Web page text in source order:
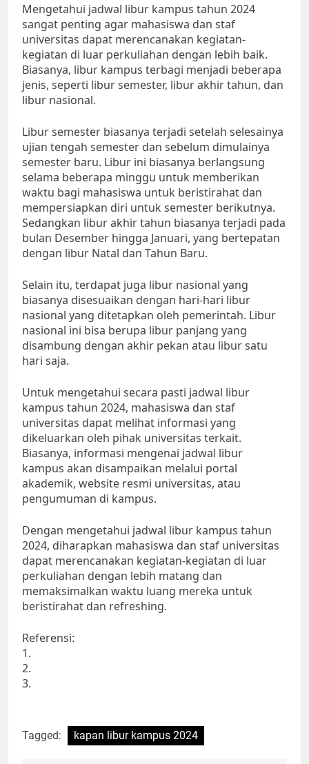
Mengetahui jadwal libur kampus tahun 2024
sangat penting agar mahasiswa dan staf
universitas dapat merencanakan kegiatan-
kegiatan di luar perkuliahan dengan lebih baik.
Biasanya, libur kampus terbagi menjadi beberapa
jenis, seperti libur semester, libur akhir tahun, dan
libur nasional.
Libur semester biasanya terjadi setelah selesainya
ujian tengah semester dan sebelum dimulainya
semester baru. Libur ini biasanya berlangsung
selama beberapa minggu untuk memberikan
waktu bagi mahasiswa untuk beristirahat dan
mempersiapkan diri untuk semester berikutnya.
Sedangkan libur akhir tahun biasanya terjadi pada
bulan Desember hingga Januari, yang bertepatan
dengan libur Natal dan Tahun Baru.
Selain itu, terdapat juga libur nasional yang
biasanya disesuaikan dengan hari-hari libur
nasional yang ditetapkan oleh pemerintah. Libur
nasional ini bisa berupa libur panjang yang
disambung dengan akhir pekan atau libur satu
hari saja.
Untuk mengetahui secara pasti jadwal libur
kampus tahun 2024, mahasiswa dan staf
universitas dapat melihat informasi yang
dikeluarkan oleh pihak universitas terkait.
Biasanya, informasi mengenai jadwal libur
kampus akan disampaikan melalui portal
akademik, website resmi universitas, atau
pengumuman di kampus.
Dengan mengetahui jadwal libur kampus tahun
2024, diharapkan mahasiswa dan staf universitas
dapat merencanakan kegiatan-kegiatan di luar
perkuliahan dengan lebih matang dan
memaksimalkan waktu luang mereka untuk
beristirahat dan refreshing.
Referensi:
1.
2.
3.
Tagged: kapan libur kampus 2024